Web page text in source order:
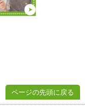
ページの先頭に戻る